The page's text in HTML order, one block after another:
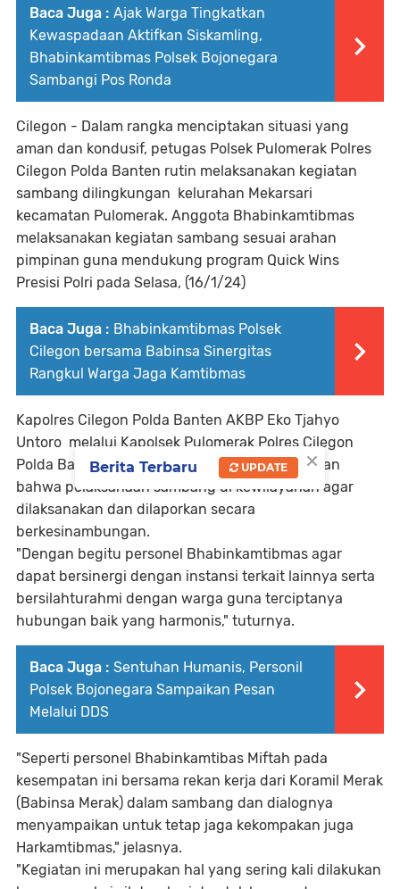
Baca Juga : Ajak Warga Tingkatkan
Kewaspadaan Aktifkan Siskamling,
Bhabinkamtibmas Polsek Bojonegara
Sambangi Pos Ronda
Cilegon - Dalam rangka menciptakan situasi yang
aman dan kondusif, petugas Polsek Pulomerak Polres
Cilegon Polda Banten rutin melaksanakan kegiatan
sambang dilingkungan kelurahan Mekarsari
kecamatan Pulomerak. Anggota Bhabinkamtibmas
melaksanakan kegiatan sambang sesuai arahan
pimpinan guna mendukung program Quick Wins
Presisi Polri pada Selasa, (16/1/24)
Baca Juga : Bhabinkamtibmas Polsek
Cilegon bersama Babinsa Sinergitas
Rangkul Warga Jaga Kamtibmas
Kapolres Cilegon Polda Banten AKBP Eko Tjahyo
Untoro melalui Kapolsek Pulomerak Polres Cilegon
Polda Banten Kompol Ate Waryadi menerangkan
bahwa pelaksanaan sambang di kewilayahan agar
dilaksanakan dan dilaporkan secara
berkesinambungan.
"Dengan begitu personel Bhabinkamtibmas agar
dapat bersinergi dengan instansi terkait lainnya serta
bersilahturahmi dengan warga guna terciptanya
hubungan baik yang harmonis," tuturnya.
Baca Juga : Sentuhan Humanis, Personil
Polsek Bojonegara Sampaikan Pesan
Melalui DDS
"Seperti personel Bhabinkamtibas Miftah pada
kesempatan ini bersama rekan kerja dari Koramil Merak
(Babinsa Merak) dalam sambang dan dialognya
menyampaikan untuk tetap jaga kekompakan juga
Harkamtibmas," jelasnya.
"Kegiatan ini merupakan hal yang sering kali dilakukan
×
Berita Terbaru UPDATE